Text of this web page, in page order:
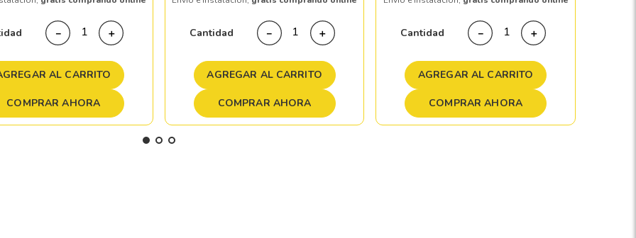
＋
－
AL CARRITO
COMPRAR AHORA
Cantidad ＋
－
AGREGAR AL CARRITO
COMPRAR AHORA
Cantidad ＋
－
AGREGAR AL CARRITO
COMPRAR AHORA